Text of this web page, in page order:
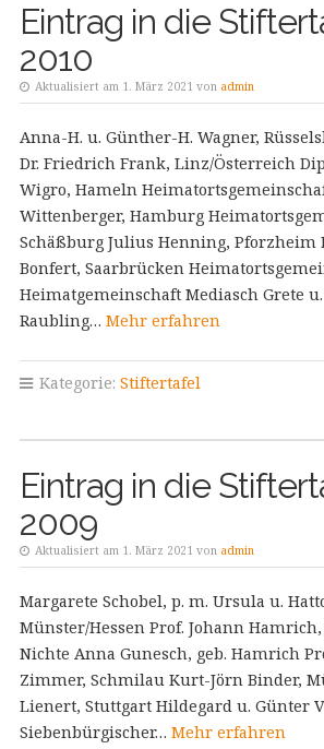
Eintrag in die
2010
Aktualisiert am 1. März 2021 von admin
Anna-H. u. Günther-H. Wagner,
Dr. Friedrich Frank, Linz/Österreich
Wigro, Hameln
Wittenberger, Hamburg
Schäßburg Julius Henning, Pforzheim
Bonfert, Saarbrücken
Heimatgemeinschaft Mediasch Grete
Raubling… Mehr erfahren
Kategorie: Stiftertafel
Eintrag in die
2009
Aktualisiert am 1. März 2021 von admin
Margarete Schobel, p. m. Ursula u.
Münster/Hessen Prof. Johann
Nichte Anna Gunesch, geb. Hamrich
Zimmer, Schmilau Kurt-Jörn Binder,
Lienert, Stuttgart Hildegard u. Günter
Siebenbürgischer… Mehr erfahren